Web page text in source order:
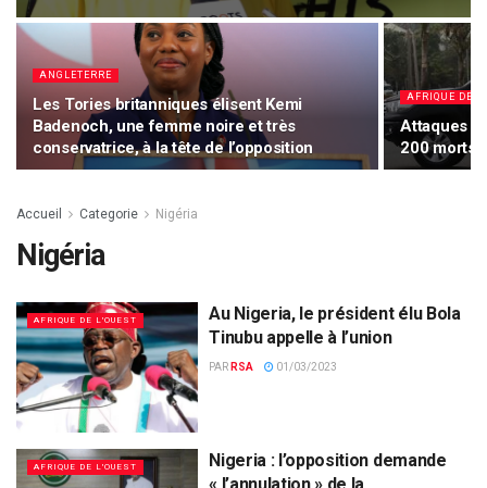
ANGLETERRE
Les Tories britanniques élisent Kemi
Badenoch, une femme noire et très
conservatrice, à la tête de l’opposition
AFRIQUE DE
Attaques
200 morts
Accueil Categorie Nigéria
Nigéria
AFRIQUE DE L'OUEST
Au Nigeria, le président élu Bola
Tinubu appelle à l’union
PAR RSA 01/03/2023
AFRIQUE DE L'OUEST
Nigeria : l’opposition demande
« l’annulation » de la